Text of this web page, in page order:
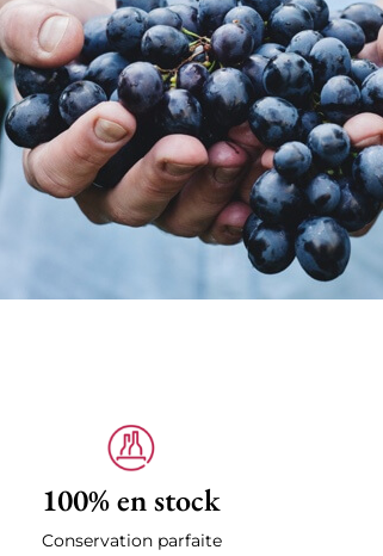
100% en stock
Conservation parfaite